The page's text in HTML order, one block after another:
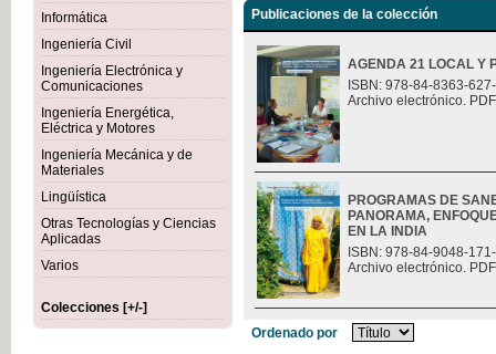
Informática
Ingeniería Civil
Ingeniería Electrónica y
Comunicaciones
Ingeniería Energética,
Eléctrica y Motores
Ingeniería Mecánica y de
Materiales
Lingüística
Otras Tecnologías y Ciencias
Aplicadas
Varios
Colecciones [+/-]
Publicaciones de la colección
AGENDA 21 LOCAL Y
ISBN: 978-84-8363-
Archivo electrónico.
PROGRAMAS DE
PANORAMA,
EN LA INDIA
ISBN: 978-84-9048-
Archivo electrónico.
Ordenado por